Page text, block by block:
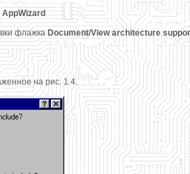
AppWizard
флажкаDocument/View architecture
на рис. 1.4.